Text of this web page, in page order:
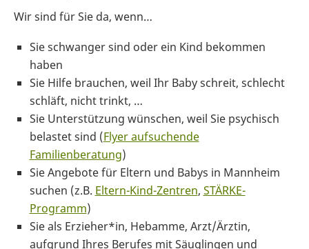
Wir sind für Sie da, wenn…
Sie schwanger sind oder ein Kind bekommen
haben
Sie Hilfe brauchen, weil Ihr Baby schreit, schlecht
schläft, nicht trinkt, …
Sie Unterstützung wünschen, weil Sie psychisch
belastet sind (Flyer aufsuchende
Familienberatung)
Sie Angebote für Eltern und Babys in Mannheim
suchen (z.B. Eltern-Kind-Zentren, STÄRKE-
Programm)
Sie als Erzieher*in, Hebamme, Arzt/Ärztin,
aufgrund Ihres Berufes mit Säuglingen und